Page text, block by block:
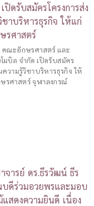
ปิดรับสมัครโครงการส่ง
ชาบริหารธุรกิจ ให้แก่
รศาสตร์
คณะอักษรศาสตร์ และ
มบิล จำกัด เปิดรับสมัคร
ความรู้วิชาบริหารธุรกิจ ให้
รศาสตร์ จุฬาลงกรณ์
จารย์ ดร.ธีรวัฒน์ ธีร
ดีร่วมอวยพรและมอบ
แสดงความยินดี เนื่อง